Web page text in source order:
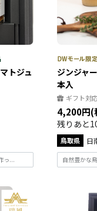
トジュ
っ...
ジンジ
本入
ギフト対
4,200円(
残りあと
鳥取県 日
自然豊かな